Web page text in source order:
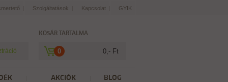
Szolgáltatások Kapcsolat GYIK
KOSÁR TARTALMA
0 0,- Ft
BLOG
AKCIÓK